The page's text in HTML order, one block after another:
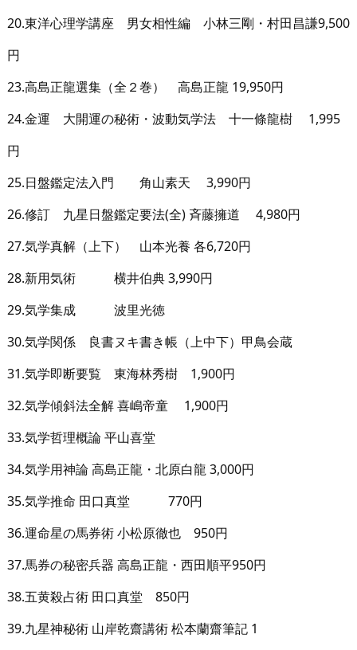
20.東洋心理学講座 男女相性編 小林三剛・村田昌謙9,500
円
23.高島正龍選集（全２巻） 高島正龍 19,950円
24.金運 大開運の秘術・波動気学法 十一條龍樹 1,995
円
25.日盤鑑定法入門 角山素天 3,990円
26.修訂 九星日盤鑑定要法(全) 斉藤擁道 4,980円
27.気学真解（上下） 山本光養 各6,720円
28.新用気術 横井伯典 3,990円
29.気学集成 波里光徳
30.気学関係 良書ヌキ書き帳（上中下）甲鳥会蔵
31.気学即断要覧 東海林秀樹 1,900円
32.気学傾斜法全解 喜嶋帝童 1,900円
33.気学哲理概論 平山喜堂
34.気学用神論 高島正龍・北原白龍 3,000円
35.気学推命 田口真堂 770円
36.運命星の馬券術 小松原徹也 950円
37.馬券の秘密兵器 高島正龍・西田順平950円
38.五黄殺占術 田口真堂 850円
39.九星神秘術 山岸乾齋講術 松本蘭齋筆記 1